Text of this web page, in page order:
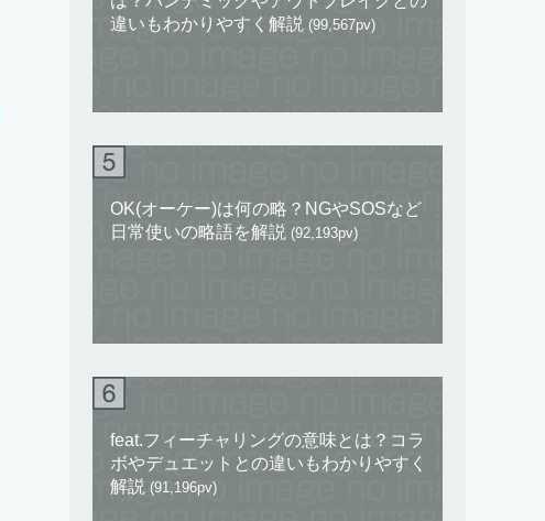
違いもわかりやすく解説 (99,567pv)
OK(オーケー)は何の略？NGやSOSなど
日常使いの略語を解説 (92,193pv)
feat.フィーチャリングの意味とは？コラ
ボやデュエットとの違いもわかりやすく
解説 (91,196pv)